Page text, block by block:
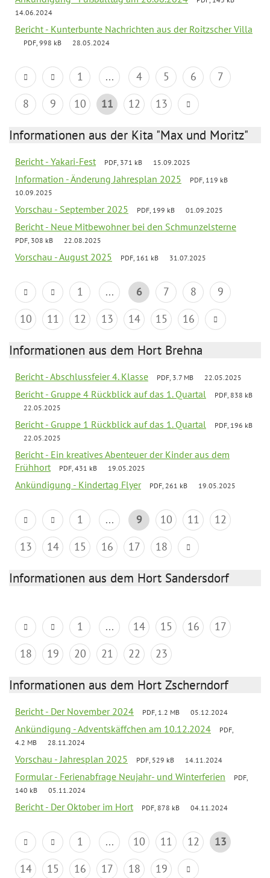
14.06.2024
Bericht - Kunterbunte Nachrichten aus der Roitzscher Villa
PDF, 998 kB 28.05.2024
1 ... 4 5 6
7
8
9 10 11 12 13
Informationen aus der Kita "Max und Moritz"
Bericht - Yakari-Fest PDF, 371 kB 15.09.2025
Information - Änderung Jahresplan 2025
PDF, 119 kB
10.09.2025
Vorschau - September 2025 PDF, 199 kB 01.09.2025
Bericht - Neue Mitbewohner bei den Schmunzelsterne
PDF, 308 kB 22.08.2025
Vorschau - August 2025 PDF, 161 kB 31.07.2025
1 ... 6 7 8
9
10
11 12 13 14 15 16
Informationen aus dem Hort Brehna
Bericht - Abschlussfeier 4. Klasse PDF, 3.7 MB 22.05.2025
Bericht - Gruppe 4 Rückblick auf das 1. Quartal
PDF, 838 kB
22.05.2025
Bericht - Gruppe 1 Rückblick auf das 1. Quartal
PDF, 196 kB
22.05.2025
Bericht - Ein kreatives Abenteuer der Kinder aus dem
Frühhort
PDF, 431 kB 19.05.2025
Ankündigung - Kindertag Flyer PDF, 261 kB 19.05.2025
1 ... 9 10 11
12
13
14 15 16 17 18
Informationen aus dem Hort Sandersdorf
1 ... 14 15 16
17
18
19 20 21 22 23
Informationen aus dem Hort Zscherndorf
Bericht - Der November 2024 PDF, 1.2 MB 05.12.2024
Ankündigung - Adventskäffchen am 10.12.2024
PDF,
4.2 MB
28.11.2024
Vorschau - Jahresplan 2025 PDF, 529 kB 14.11.2024
Formular - Ferienabfrage Neujahr- und Winterferien
PDF,
140 kB
05.11.2024
Bericht - Der Oktober im Hort PDF, 878 kB 04.11.2024
1 ... 10 11 12
13
14
15 16 17 18 19